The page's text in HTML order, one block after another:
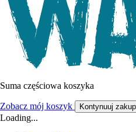
Suma częściowa koszyka
Zobacz mój koszyk Kontynuuj
Loading...